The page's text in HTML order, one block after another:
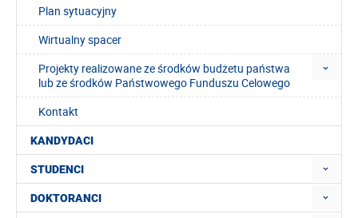
Plan sytuacyjny
Wirtualny spacer
Projekty realizowane ze środków budżetu państwa
lub ze środków Państwowego Funduszu Celowego
Kontakt
KANDYDACI
STUDENCI
DOKTORANCI